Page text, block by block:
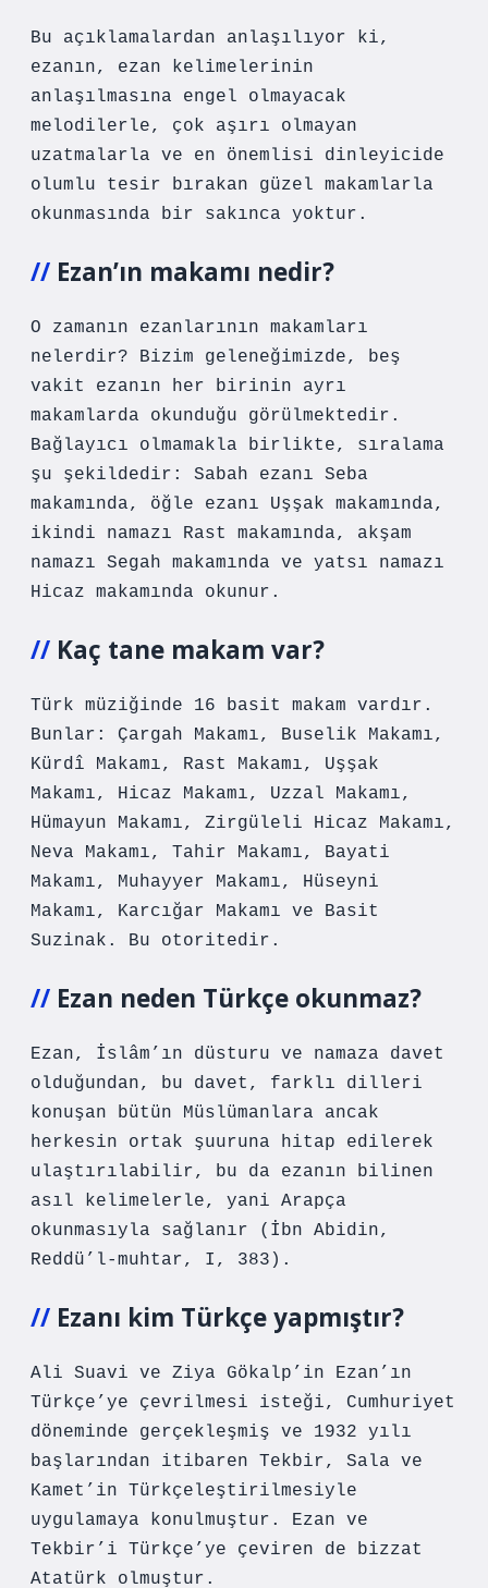
Bu açıklamalardan anlaşılıyor ki,
ezanın, ezan kelimelerinin
anlaşılmasına engel olmayacak
melodilerle, çok aşırı olmayan
uzatmalarla ve en önemlisi dinleyicide
olumlu tesir bırakan güzel makamlarla
okunmasında bir sakınca yoktur.
Ezan’ın makamı nedir?
O zamanın ezanlarının makamları
nelerdir? Bizim geleneğimizde, beş
vakit ezanın her birinin ayrı
makamlarda okunduğu görülmektedir.
Bağlayıcı olmamakla birlikte, sıralama
şu şekildedir: Sabah ezanı Seba
makamında, öğle ezanı Uşşak makamında,
ikindi namazı Rast makamında, akşam
namazı Segah makamında ve yatsı namazı
Hicaz makamında okunur.
Kaç tane makam var?
Türk müziğinde 16 basit makam vardır.
Bunlar: Çargah Makamı, Buselik Makamı,
Kürdî Makamı, Rast Makamı, Uşşak
Makamı, Hicaz Makamı, Uzzal Makamı,
Hümayun Makamı, Zirgüleli Hicaz Makamı,
Neva Makamı, Tahir Makamı, Bayati
Makamı, Muhayyer Makamı, Hüseyni
Makamı, Karcığar Makamı ve Basit
Suzinak. Bu otoritedir.
Ezan neden Türkçe okunmaz?
Ezan, İslâm’ın düsturu ve namaza davet
olduğundan, bu davet, farklı dilleri
konuşan bütün Müslümanlara ancak
herkesin ortak şuuruna hitap edilerek
ulaştırılabilir, bu da ezanın bilinen
asıl kelimelerle, yani Arapça
okunmasıyla sağlanır (İbn Abidin,
Reddü’l-muhtar, I, 383).
Ezanı kim Türkçe yapmıştır?
Ali Suavi ve Ziya Gökalp’in Ezan’ın
Türkçe’ye çevrilmesi isteği, Cumhuriyet
döneminde gerçekleşmiş ve 1932 yılı
başlarından itibaren Tekbir, Sala ve
Kamet’in Türkçeleştirilmesiyle
uygulamaya konulmuştur. Ezan ve
Tekbir’i Türkçe’ye çeviren de bizzat
Atatürk olmuştur.